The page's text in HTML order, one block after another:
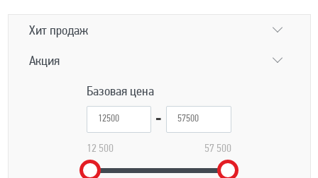
Хит продаж
Акция
Базовая цена
12 500 57 500